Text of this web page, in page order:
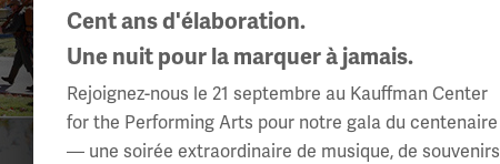
Cent ans d'élaboration.
Une nuit pour la marquer à jamais.
Rejoignez-nous le 21 septembre au Kauffman Center
for the Performing Arts pour notre gala du centenaire
— une soirée extraordinaire de musique, de souvenirs